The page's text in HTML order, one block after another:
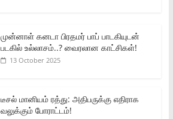
முன்னாள் கனடா பிரதமர் பாப் பாடகியுடன்
படகில் உல்லாசம்..? வைரலான காட்சிகள்!
13 October 2025
டீசல் மானியம் ரத்து: அதிபருக்கு எதிராக
வலுக்கும் போராட்டம்!